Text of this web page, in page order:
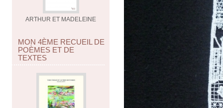
ARTHUR ET MADELEINE
MON 4ÈME RECUEIL DE
POÈMES ET DE
TEXTES